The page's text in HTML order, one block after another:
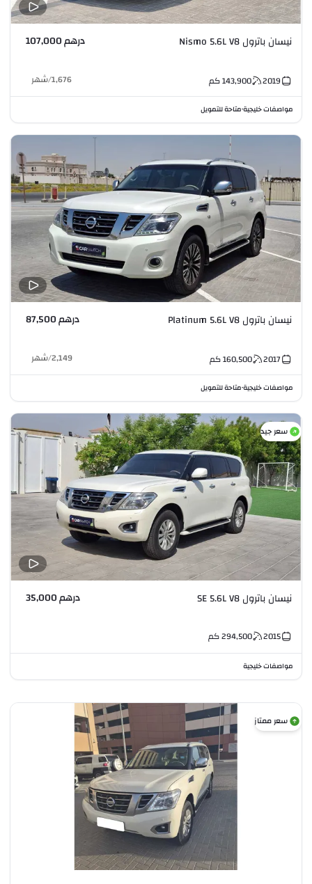
نيسان باترول Nismo 5.6L V8 درهم 107,000
2019
143,900كم 1,676
/شهر
مواصفات خليجية•متاحة للتمويل
نيسان باترول Platinum 5.6L V8 درهم 87,500
2017
160,500كم 2,149
/شهر
مواصفات خليجية•متاحة للتمويل
سعر جيد
نيسان باترول SE 5.6L V8 درهم 35,000
2015
294,500كم
مواصفات خليجية
سعر ممتاز